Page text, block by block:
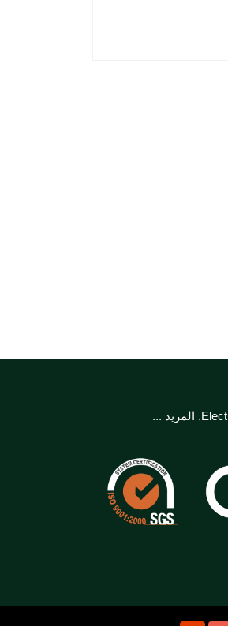
المزيد ...